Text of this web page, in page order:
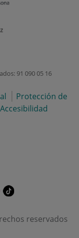
91 090 05 16
Protección de
Accesibilidad
Este
abrirá
Enlace
aplicación
reservados